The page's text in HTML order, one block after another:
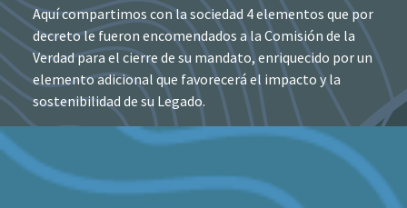
Aquí compartimos con la sociedad 4 elementos que por
decreto le fueron encomendados a la Comisión de la
Verdad para el cierre de su mandato, enriquecido por un
elemento adicional que favorecerá el impacto y la
sostenibilidad de su Legado.